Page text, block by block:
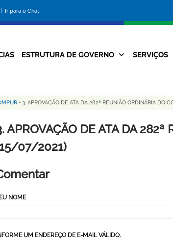
Ir para o Chat
da
Prefeitura
Navegação
ESTRUTURA DE GOVERNO SERVIÇOS
- 3. APROVAÇÃO DE ATA DA 282ª REUNIÃO ORDINÁRIA DO
APROVAÇÃO DE ATA DA
07/2021)
NOME
UM ENDEREÇO DE E-MAIL VÁLIDO.